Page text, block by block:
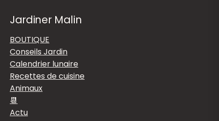
Jardiner Malin
BOUTIQUE
Conseils Jardin
Calendrier lunaire
Recettes de cuisine
Animaux
📆
Actu